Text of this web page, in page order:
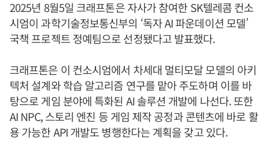
2025년 8월5일 크래프톤은 자사가 참여한 SK텔레콤 컨소
시엄이 과학기술정보통신부의 ‘독자 AI 파운데이션 모델’
국책 프로젝트 정예팀으로 선정됐다고 발표했다.
크래프톤은 이 컨소시엄에서 차세대 멀티모달 모델의 아키
텍처 설계와 학습 알고리즘 연구를 맡아 주도하며 이를 바
탕으로 게임 분야에 특화된 AI 솔루션 개발에 나선다. 또한
AI NPC, 스토리 엔진 등 게임 제작 공정과 콘텐츠에 바로 활
용 가능한 API 개발도 병행한다는 계획을 갖고 있다.